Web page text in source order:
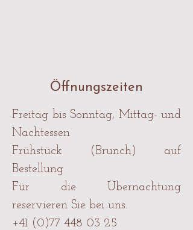
Öffnungszeiten
Freitag bis Sonntag, Mittag- und
Nachtessen
Frühstück (Brunch) auf
Bestellung
Für die Übernachtung
reservieren Sie bei uns.
+41 (0)77 448 03 25